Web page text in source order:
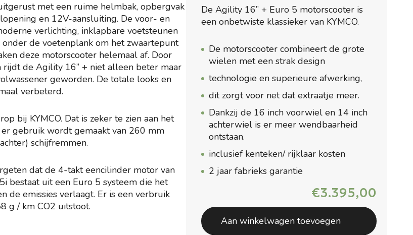
De Agility 16” + Euro 5 motorscooter is
een onbetwiste klassieker van KYMCO.
De motorscooter combineert de grote
wielen met een strak design
technologie en superieure afwerking,
dit zorgt voor net dat extraatje meer.
Dankzij de 16 inch voorwiel en 14 inch
achterwiel is er meer wendbaarheid
ontstaan.
inclusief kenteken/ rijklaar kosten
2 jaar fabrieks garantie
€3.395,00
Aan winkelwagen toevoegen
met een ruime helmbak, opbergvak
en 12V-aansluiting. De voor- en
verlichting, inklapbare voetsteunen
onder de voetenplank om het zwaartepunt
deze motorscooter helemaal af. Door
rijdt de Agility 16” + niet alleen beter maar
geworden. De totale looks en
verbeterd.
bij KYMCO. Dat is zeker te zien aan het
gebruik wordt gemaakt van 260 mm
schijfremmen.
dat de 4-takt eencilinder motor van
bestaat uit een Euro 5 systeem die het
de emissies verlaagt. Er is een verbruik
g / km CO2 uitstoot.